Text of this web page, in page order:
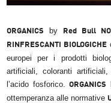
ORGANICS by
Red Bull
RINFRESCANTI BIOLOGICHE
europei per i prodotti
artificiali, coloranti
l’acido fosforico.ORGANICS
ottemperanza alle normative